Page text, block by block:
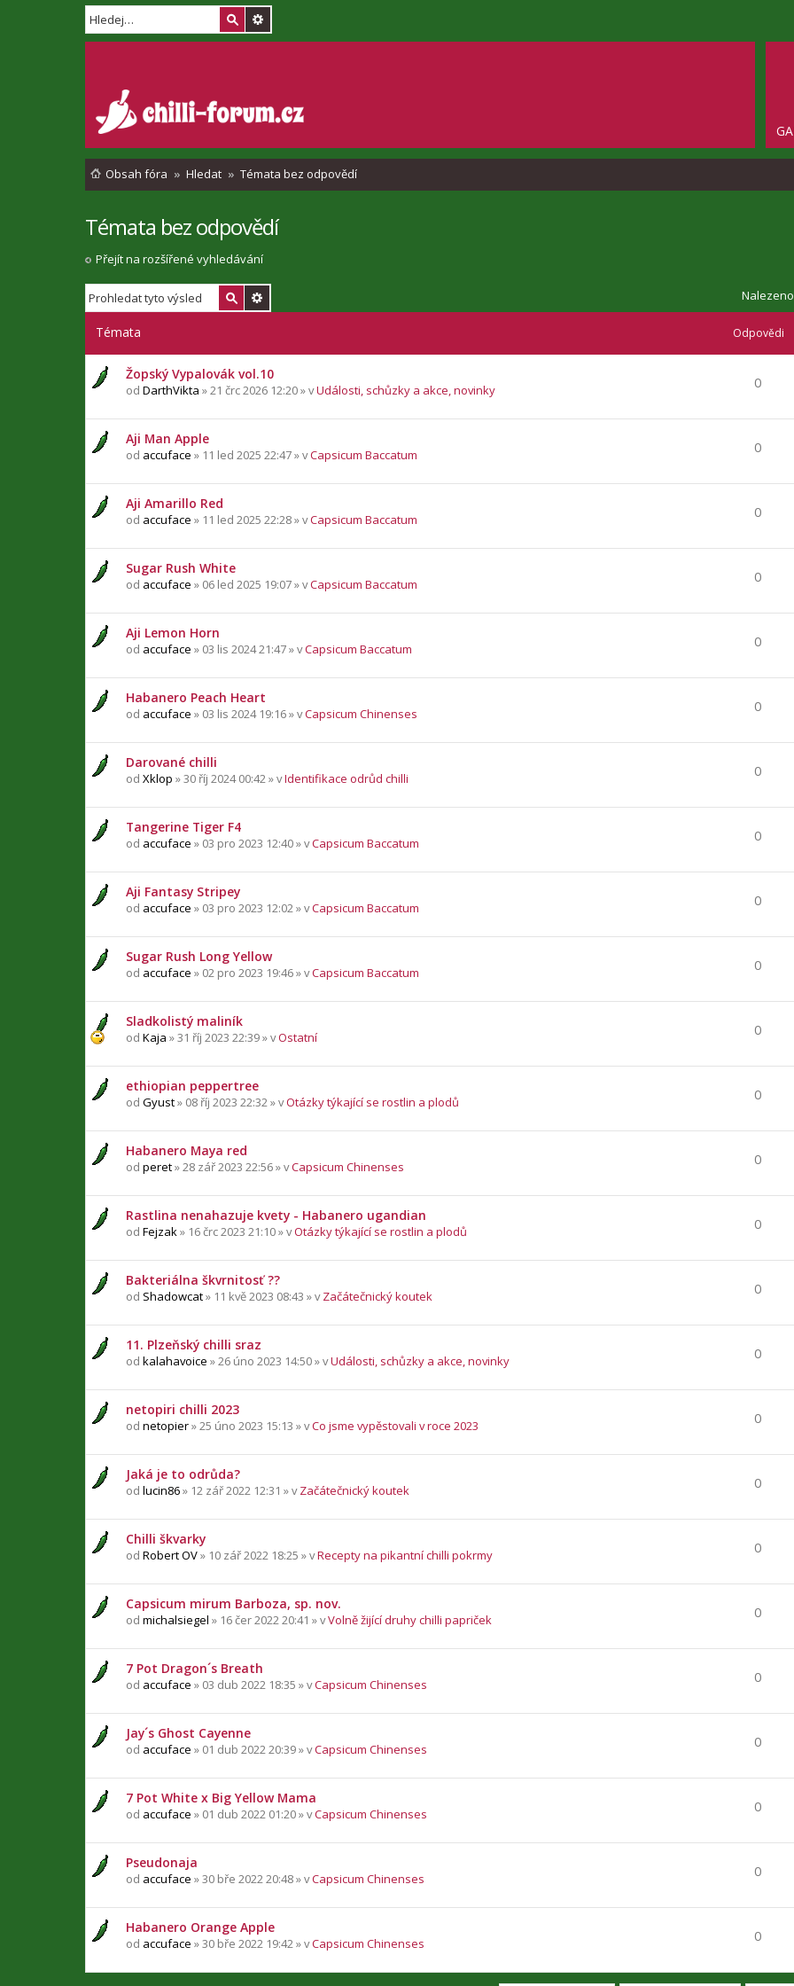
Obsah fóra Hledat Témata bez odpovědí
Témata bez odpovědí
Přejít na rozšířené vyhledávání
Témata Odpovědi
Žopský Vypalovák vol.10
od DarthVikta » 21 črc 2026 12:20 » vUdálosti, schůzky a akce, novinky 0
Aji Man Apple
od accuface » 11 led 2025 22:47 » vCapsicum Baccatum 0
Aji Amarillo Red
od accuface » 11 led 2025 22:28 » vCapsicum Baccatum 0
Sugar Rush White
od accuface » 06 led 2025 19:07 » vCapsicum Baccatum 0
Aji Lemon Horn
od accuface » 03 lis 2024 21:47 » vCapsicum Baccatum 0
Habanero Peach Heart
od accuface » 03 lis 2024 19:16 » vCapsicum Chinenses 0
Darované chilli
od Xklop » 30 říj 2024 00:42 » vIdentifikace odrůd chilli 0
Tangerine Tiger F4
od accuface » 03 pro 2023 12:40 » vCapsicum Baccatum 0
Aji Fantasy Stripey
od accuface » 03 pro 2023 12:02 » vCapsicum Baccatum 0
Sugar Rush Long Yellow
od accuface » 02 pro 2023 19:46 » vCapsicum Baccatum 0
Sladkolistý maliník
od Kaja » 31 říj 2023 22:39 » vOstatní 0
ethiopian peppertree
od Gyust» 08 říj 2023 22:32 » vOtázky týkající se rostlin a plodů 0
Habanero Maya red
od peret» 28 zář 2023 22:56 » vCapsicum Chinenses 0
Rastlina nenahazuje kvety - Habanero ugandian
od Fejzak » 16 črc 2023 21:10 » vOtázky týkající se rostlin a plodů 0
Bakteriálna škvrnitosť ??
od Shadowcat» 11 kvě 2023 08:43 » vZačátečnický koutek 0
11. Plzeňský chilli sraz
od kalahavoice » 26 úno 2023 14:50 » vUdálosti, schůzky a akce, novinky 0
netopiri chilli 2023
od netopier» 25 úno 2023 15:13 » vCo jsme vypěstovali v roce 2023 0
Jaká je to odrůda?
od lucin86» 12 zář 2022 12:31 » vZačátečnický koutek 0
Chilli škvarky
od Robert OV» 10 zář 2022 18:25 » vRecepty na pikantní chilli pokrmy 0
Capsicum mirum Barboza, sp. nov.
od michalsiegel » 16 čer 2022 20:41 » vVolně žijící druhy chilli papriček 0
7 Pot Dragon´s Breath
od accuface » 03 dub 2022 18:35 » vCapsicum Chinenses 0
Jay´s Ghost Cayenne
od accuface » 01 dub 2022 20:39 » vCapsicum Chinenses 0
7 Pot White x Big Yellow Mama
od accuface » 01 dub 2022 01:20 » vCapsicum Chinenses 0
Pseudonaja
od accuface » 30 bře 2022 20:48 » vCapsicum Chinenses 0
Habanero Orange Apple
od accuface » 30 bře 2022 19:42 » vCapsicum Chinenses 0